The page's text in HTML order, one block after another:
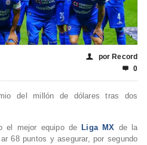
👤 por Record
 0
del millón de dólares tras dos
el mejor equipo de Liga MX de la
68 puntos y asegurar, por segundo